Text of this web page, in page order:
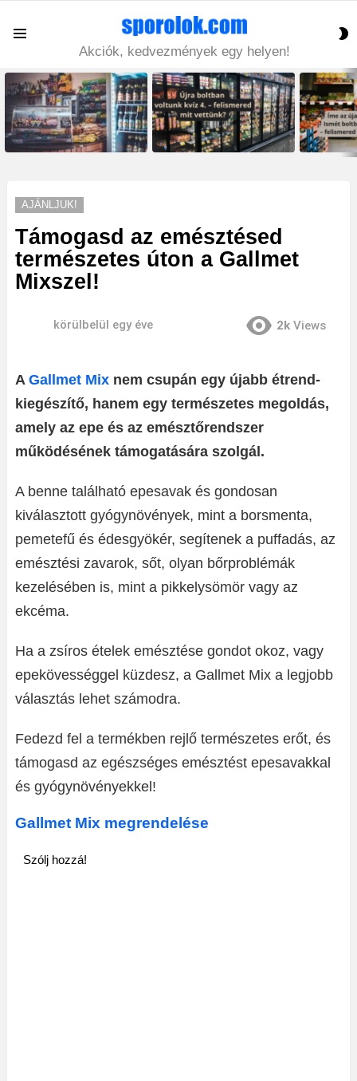
Akciók, kedvezmények egy helyen!
LATEST
STORIES
AJÁNLJUK!
Támogasd az emésztésed
természetes úton a Gallmet
Mixszel!
körülbelül egy éve 2k Views
A Gallmet Mix nem csupán egy újabb étrend-
kiegészítő, hanem egy természetes megoldás,
amely az epe és az emésztőrendszer
működésének támogatására szolgál.
A benne található epesavak és gondosan
kiválasztott gyógynövények, mint a borsmenta,
pemetefű és édesgyökér, segítenek a puffadás, az
emésztési zavarok, sőt, olyan bőrproblémák
kezelésében is, mint a pikkelysömör vagy az
ekcéma.
Ha a zsíros ételek emésztése gondot okoz, vagy
epekövességgel küzdesz, a Gallmet Mix a legjobb
választás lehet számodra.
Fedezd fel a termékben rejlő természetes erőt, és
támogasd az egészséges emésztést epesavakkal
és gyógynövényekkel!
Gallmet Mix megrendelése
Szólj hozzá!